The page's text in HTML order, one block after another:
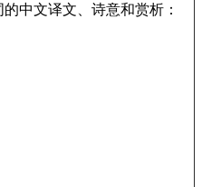
中文译文、诗意和赏析：